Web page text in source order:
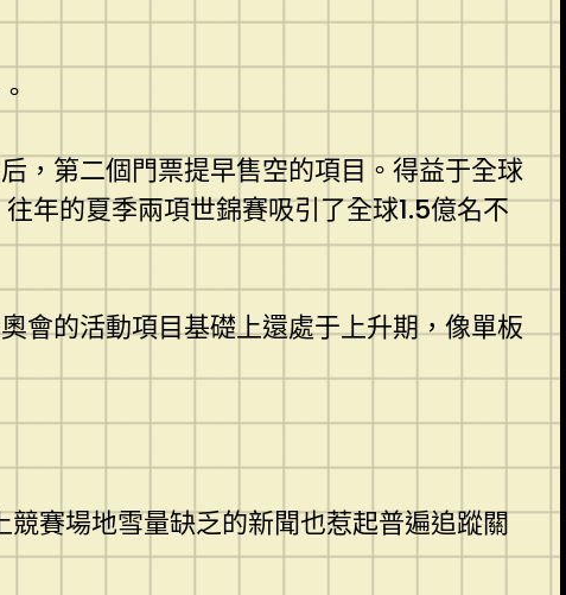
，第二個門票提早售空的項目。得益于全球
年的夏季兩項世錦賽吸引了全球1.5億名不
會的活動項目基礎上還處于上升期，像單板
競賽場地雪量缺乏的新聞也惹起普遍追蹤關